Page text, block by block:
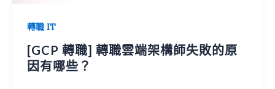
轉職 IT
[GCP 轉職] 轉職雲端架構師失敗的原
因有哪些？